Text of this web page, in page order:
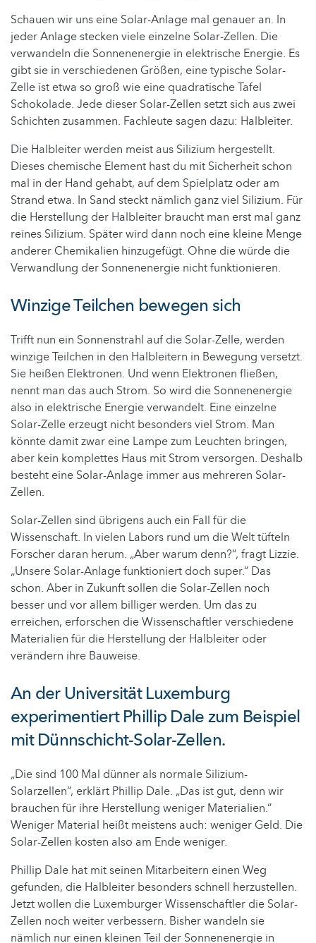
Schauen wir uns eine Solar-Anlage mal genauer an. In
jeder Anlage stecken viele einzelne Solar-Zellen. Die
verwandeln die Sonnenenergie in elektrische Energie. Es
gibt sie in verschiedenen Größen, eine typische Solar-
Zelle ist etwa so groß wie eine quadratische Tafel
Schokolade. Jede dieser Solar-Zellen setzt sich aus zwei
Schichten zusammen. Fachleute sagen dazu: Halbleiter.
Die Halbleiter werden meist aus Silizium hergestellt.
Dieses chemische Element hast du mit Sicherheit schon
mal in der Hand gehabt, auf dem Spielplatz oder am
Strand etwa. In Sand steckt nämlich ganz viel Silizium. Für
die Herstellung der Halbleiter braucht man erst mal ganz
reines Silizium. Später wird dann noch eine kleine Menge
anderer Chemikalien hinzugefügt. Ohne die würde die
Verwandlung der Sonnenenergie nicht funktionieren.
Winzige Teilchen bewegen sich
Trifft nun ein Sonnenstrahl auf die Solar-Zelle, werden
winzige Teilchen in den Halbleitern in Bewegung versetzt.
Sie heißen Elektronen. Und wenn Elektronen fließen,
nennt man das auch Strom. So wird die Sonnenenergie
also in elektrische Energie verwandelt. Eine einzelne
Solar-Zelle erzeugt nicht besonders viel Strom. Man
könnte damit zwar eine Lampe zum Leuchten bringen,
aber kein komplettes Haus mit Strom versorgen. Deshalb
besteht eine Solar-Anlage immer aus mehreren Solar-
Zellen.
Solar-Zellen sind übrigens auch ein Fall für die
Wissenschaft. In vielen Labors rund um die Welt tüfteln
Forscher daran herum. „Aber warum denn?“, fragt Lizzie.
„Unsere Solar-Anlage funktioniert doch super.“ Das
schon. Aber in Zukunft sollen die Solar-Zellen noch
besser und vor allem billiger werden. Um das zu
erreichen, erforschen die Wissenschaftler verschiedene
Materialien für die Herstellung der Halbleiter oder
verändern ihre Bauweise.
An der Universität Luxemburg
experimentiert Phillip Dale zum Beispiel
mit Dünnschicht-Solar-Zellen.
„Die sind 100 Mal dünner als normale Silizium-
Solarzellen“, erklärt Phillip Dale. „Das ist gut, denn wir
brauchen für ihre Herstellung weniger Materialien.“
Weniger Material heißt meistens auch: weniger Geld. Die
Solar-Zellen kosten also am Ende weniger.
Phillip Dale hat mit seinen Mitarbeitern einen Weg
gefunden, die Halbleiter besonders schnell herzustellen.
Jetzt wollen die Luxemburger Wissenschaftler die Solar-
Zellen noch weiter verbessern. Bisher wandeln sie
nämlich nur einen kleinen Teil der Sonnenenergie in